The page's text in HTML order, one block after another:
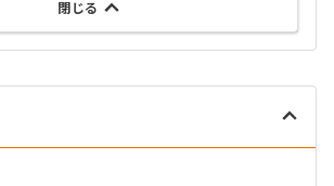
閉じる